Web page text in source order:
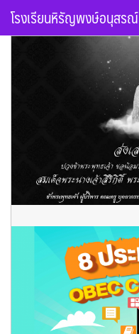
โรงเรียนหิรัญพงษ์อนุสรณ์